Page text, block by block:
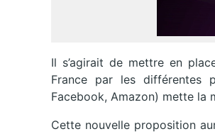
Il s’agirait de mettre en
France par les différentes
Facebook, Amazon) mette la
Cette nouvelle proposition